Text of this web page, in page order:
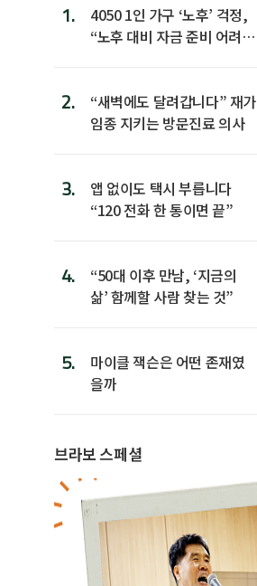
1.
4050 1인 가구 ‘노후’ 걱정,
“노후 대비 자금 준비 어려
2.
“새벽에도 달려갑니다” 재가
임종 지키는 방문진료 의사
3.
앱 없이도 택시 부릅니다
“120 전화 한 통이면 끝”
4.
“50대 이후 만남, ‘지금의
삶’ 함께할 사람 찾는 것”
5.
마이클 잭슨은 어떤 존재였
을까
브라보 스페셜